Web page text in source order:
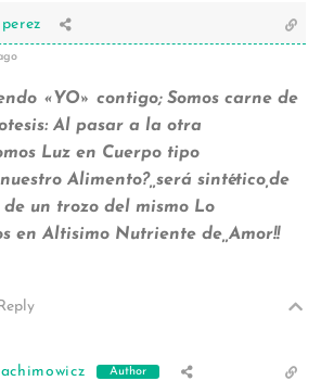
«YO» contigo; Somos carne de
Al pasar a la otra
Luz en Cuerpo tipo
Alimento?,,será sintético,de
un trozo del mismo Lo
en Altisimo Nutriente de,,Amor!!
Author